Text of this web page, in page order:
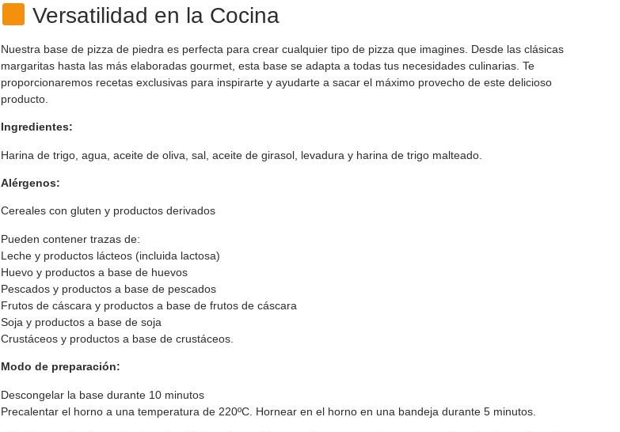
Versatilidad en la Cocina
Nuestra base de pizza de piedra es perfecta para crear cualquier tipo de pizza que imagines. Desde las clásicas
margaritas hasta las más elaboradas gourmet, esta base se adapta a todas tus necesidades culinarias. Te
proporcionaremos recetas exclusivas para inspirarte y ayudarte a sacar el máximo provecho de este delicioso
producto.
Ingredientes:
Harina de trigo, agua, aceite de oliva, sal, aceite de girasol, levadura y harina de trigo malteado.
Alérgenos:
Cereales con gluten y productos derivados
Pueden contener trazas de:
Leche y productos lácteos (incluida lactosa)
Huevo y productos a base de huevos
Pescados y productos a base de pescados
Frutos de cáscara y productos a base de frutos de cáscara
Soja y productos a base de soja
Crustáceos y productos a base de crustáceos.
Modo de preparación:
Descongelar la base durante 10 minutos
Precalentar el horno a una temperatura de 220ºC. Hornear en el horno en una bandeja durante 5 minutos.